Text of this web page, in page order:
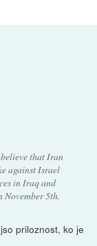
that Iran
against Israel
in Iraq and
November 5th.
priloznost, ko je